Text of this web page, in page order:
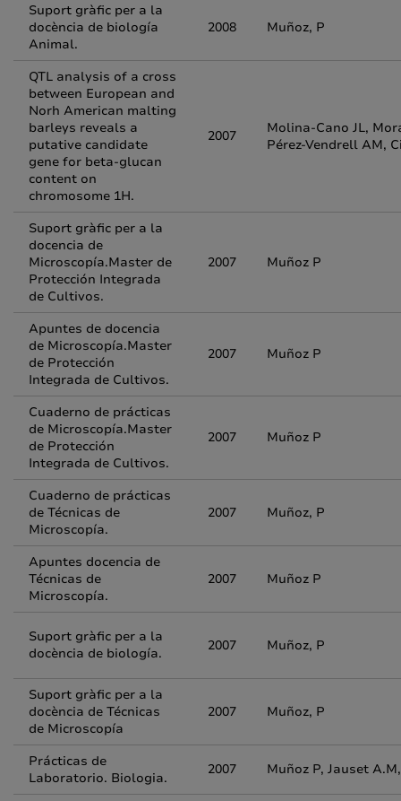
Suport gràfic per a la
docència de biología
Animal.
2008 Muñoz, P
QTL analysis of a cross
between European and
Norh American malting
barleys reveals a
putative candidate
gene for beta-glucan
content on
chromosome 1H.
2007
Molina-Cano JL,
Pérez-Vendrell AM,
Suport gràfic per a la
docencia de
Microscopía.Master de
Protección Integrada
de Cultivos.
2007 Muñoz P
Apuntes de docencia
de Microscopía.Master
de Protección
Integrada de Cultivos.
2007 Muñoz P
Cuaderno de prácticas
de Microscopía.Master
de Protección
Integrada de Cultivos.
2007 Muñoz P
Cuaderno de prácticas
de Técnicas de
Microscopía.
2007 Muñoz, P
Apuntes docencia de
Técnicas de
Microscopía.
2007 Muñoz P
Suport gràfic per a la
docència de biología.
2007 Muñoz, P
Suport gràfic per a la
docència de Técnicas
de Microscopía
2007 Muñoz, P
Prácticas de
Laboratorio. Biologia.
2007 Muñoz P, Jauset